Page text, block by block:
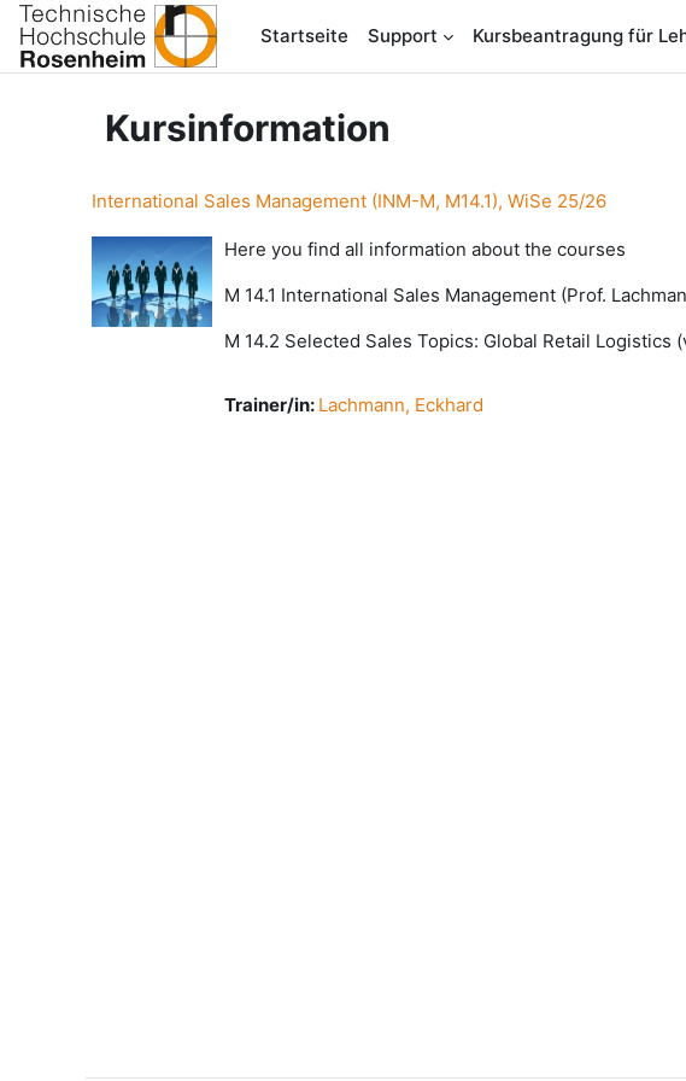
Zum Hauptinhalt
Startseite
Support Kursbeantragung für
Kursinformation
International Sales Management (INM-M, M14.1), WiSe 25/26
Here you find all information about the courses
M 14.1 International Sales Management (Prof.
M 14.2 Selected Sales Topics: Global Retail Logistics
Trainer/in: Lachmann, Eckhard